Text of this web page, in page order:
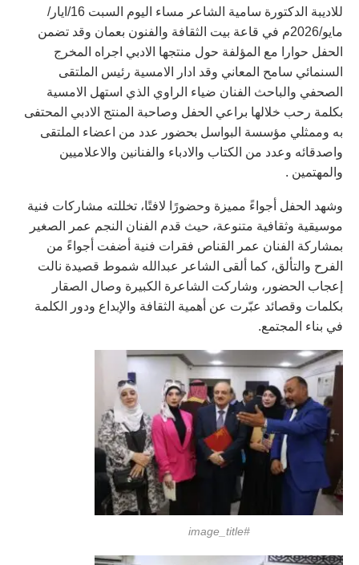
للاديبة الدكتورة سامية الشاعر مساء اليوم السبت 16/ايار/
مايو/2026م في قاعة بيت الثقافة والفنون بعمان وقد تضمن
الحفل حوارا مع المؤلفة حول منتجها الادبي اجراه المخرج
السنمائي سامح المعاني وقد ادار الامسية رئيس الملتقى
الصحفي والباحث الفنان ضياء الراوي الذي استهل الامسية
بكلمة رحب خلالها براعي الحفل وصاحبة المنتج الادبي المحتفى
به وممثلي مؤسسة البواسل بحضور عدد من اعضاء الملتقى
واصدقائه وعدد من الكتاب والادباء والفنانين والاعلاميين
والمهتمين .
وشهد الحفل أجواءً مميزة وحضورًا لافتًا، تخللته مشاركات فنية
موسيقية وثقافية متنوعة، حيث قدم الفنان النجم عمر الصغير
بمشاركة الفنان عمر القناص فقرات فنية أضفت أجواءً من
الفرح والتألق، كما ألقى الشاعر عبدالله شموط قصيدة نالت
إعجاب الحضور، وشاركت الشاعرة الكبيرة وصال الصقار
بكلمات وقصائد عبّرت عن أهمية الثقافة والإبداع ودور الكلمة
في بناء المجتمع.
#image_title